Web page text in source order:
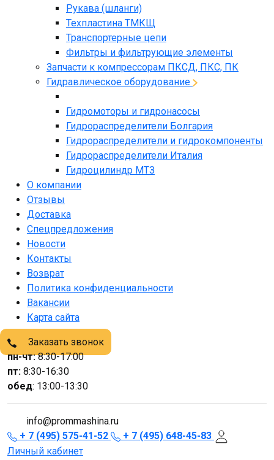
Рукава (шланги)
Техпластина ТМКЩ
Транспортерные цепи
Фильтры и фильтрующие элементы
Запчасти к компрессорам ПКСД, ПКС, ПК
Гидравлическое оборудование
Гидромоторы и гидронасосы
Гидрораспределители Болгария
Гидрораспределители и гидрокомпоненты
Гидрораспределители Италия
Гидроцилиндр МТЗ
О компании
Отзывы
Доставка
Спецпредложения
Новости
Контакты
Возврат
Политика конфиденциальности
Вакансии
Карта сайта
Заказать звонок
пн-чт:8:30-17:00
пт: 8:30-16:30
обед: 13:00-13:30
info@prommashina.ru
+ 7 (495) 575-41-52
+ 7 (495) 648-45-83
Личный кабинет